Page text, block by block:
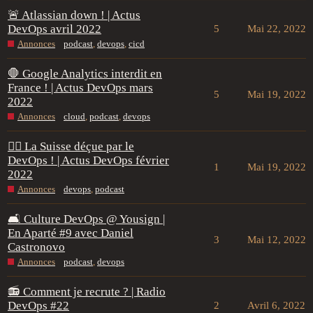
🚨 Atlassian down ! | Actus
DevOps avril 2022
Annonces podcast, devops, cicd
5 Mai 22, 2022
🛑 Google Analytics interdit en
France ! | Actus DevOps mars
2022
Annonces cloud, podcast, devops
5 Mai 19, 2022
🙅‍♂️ La Suisse déçue par le
DevOps ! | Actus DevOps février
2022
Annonces devops, podcast
1 Mai 19, 2022
🛋️ Culture DevOps @ Yousign |
En Aparté #9 avec Daniel
Castronovo
Annonces podcast, devops
3 Mai 12, 2022
📻 Comment je recrute ? | Radio
DevOps #22
2 Avril 6, 2022